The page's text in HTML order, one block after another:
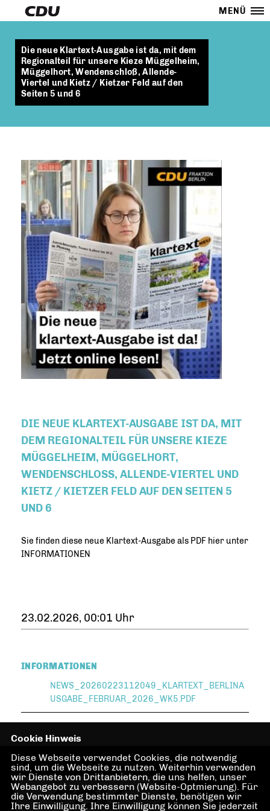
MENÜ
Die neue Klartext-Ausgabe ist da, mit dem
Regionalteil für unsere Kieze Müggelheim,
Müggelhort, Wendenschloß, Allende-
Viertel und Kietz / Kietzer Feld auf den
Seiten 5 und 6
DIE NEUE KLARTEXT-AUSGABE IST DA, MIT
DEM REGIONALTEIL FÜR UNSERE KIEZE
MÜGGELHEIM, MÜGGELHORT,
WENDENSCHLOSS, ALLENDE-VIERTEL UND K
IETZ / KIETZER FELD AUF DEN SEITEN 5 U
ND 6
Sie finden diese neue Klartext-Ausgabe als PDF hier unter
INFORMATIONEN
23.02.2026, 00:01 Uhr
INFORMATIONEN
NEWS_20260223112049_KLARTEXT_BERLINA
USGABE_FEBRUAR_2026_WK5.PDF
Cookie Hinweis
Diese Webseite verwendet Cookies, die notwendig
sind, um die Webseite zu nutzen. Weiterhin verwenden
wir Dienste von Drittanbietern, die uns helfen, unser
Webangebot zu verbessern (Website-Optmierung). Für
die Verwendung bestimmter Dienste, benötigen wir
Ihre Einwilligung. Ihre Einwilligung können Sie jederzeit